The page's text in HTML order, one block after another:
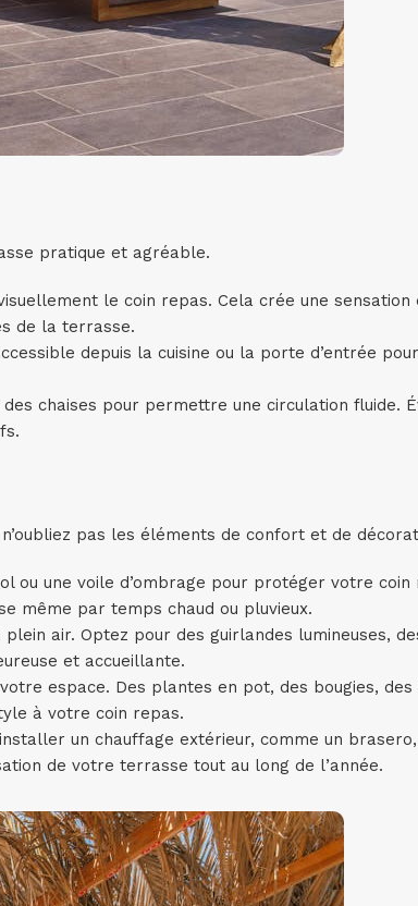
pratique et agréable.
le coin repas. Cela crée une sensation
de la terrasse.
depuis la cuisine ou la porte d’entrée
chaises pour permettre une circulation fluide.
pas les éléments de confort et de
ou une voile d’ombrage pour protéger votre
même par temps chaud ou pluvieux.
air. Optez pour des guirlandes lumineuses,
et accueillante.
espace. Des plantes en pot, des bougies,
à votre coin repas.
un chauffage extérieur, comme un
de votre terrasse tout au long de l’année.